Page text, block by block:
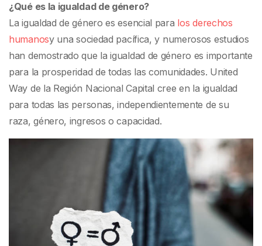
¿Qué es la igualdad de género?
La igualdad de género es esencial para los derechos
humanosy una sociedad pacífica, y numerosos estudios
han demostrado que la igualdad de género es importante
para la prosperidad de todas las comunidades. United
Way de la Región Nacional Capital cree en la igualdad
para todas las personas, independientemente de su
raza, género, ingresos o capacidad.